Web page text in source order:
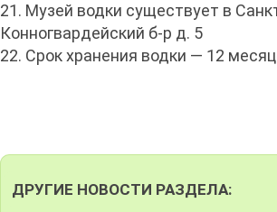
21. Музей водки существует в
Конногвардейский б-р д. 5
22. Срок хранения водки — 12
ДРУГИЕ НОВОСТИ РАЗДЕЛА: